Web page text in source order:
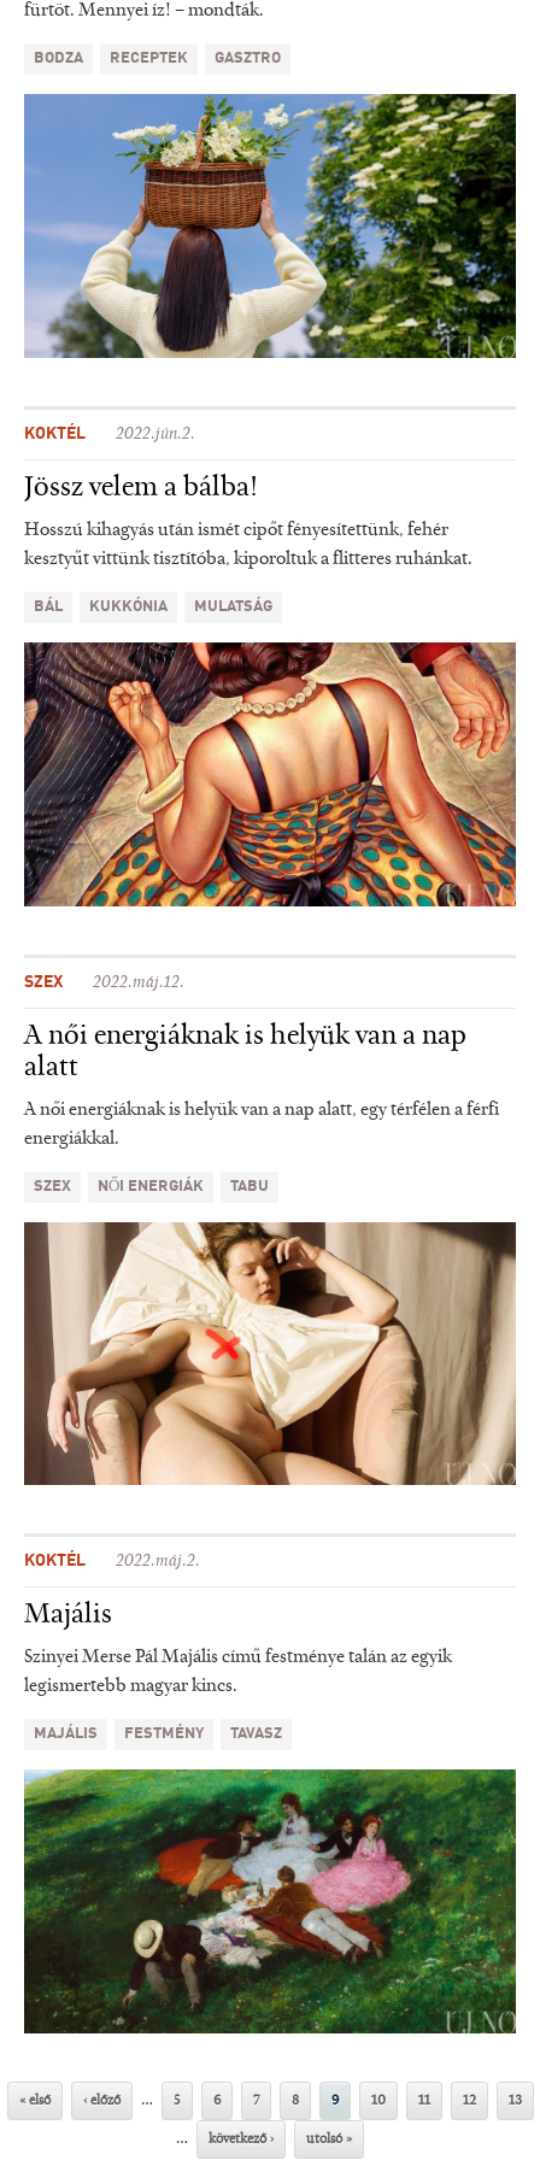
fürtöt. Mennyei íz! – mondták.
BODZA RECEPTEK GASZTRO
KOKTÉL 2022.jún.2.
Jössz velem a bálba!
Hosszú kihagyás után ismét cipőt fényesítettünk, fehér
kesztyűt vittünk tisztítóba, kiporoltuk a flitteres ruhánkat.
BÁL KUKKÓNIA MULATSÁG
SZEX 2022.máj.12.
A női energiáknak is helyük van a nap
alatt
A női energiáknak is helyük van a nap alatt, egy térfélen a férfi
energiákkal.
SZEX NŐI ENERGIÁK TABU
KOKTÉL 2022.máj.2.
Majális
Szinyei Merse Pál Majális című festménye talán az egyik
legismertebb magyar kincs.
MAJÁLIS FESTMÉNY TAVASZ
« első ‹ előző … 5 6 7 8 9 10 11 12 13
… következő › utolsó »